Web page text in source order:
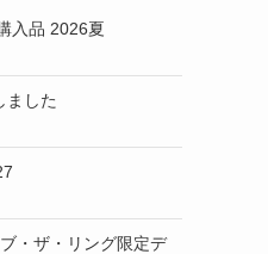
入品 2026夏
ました
・ザ・リング限定デ